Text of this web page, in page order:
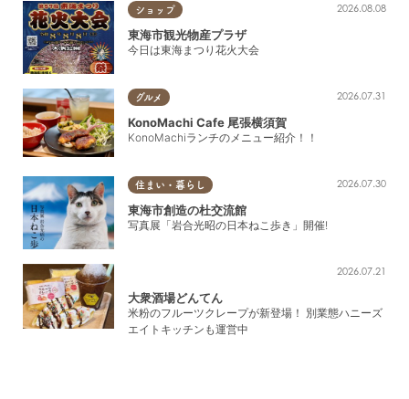
ショップ 2026.08.08
東海市観光物産プラザ
今日は東海まつり花火大会
グルメ 2026.07.31
KonoMachi Cafe 尾張横須賀
KonoMachiランチのメニュー紹介！！
住まい・暮らし 2026.07.30
東海市創造の杜交流館
写真展「岩合光昭の日本ねこ歩き」開催!
2026.07.21
大衆酒場どんてん
米粉のフルーツクレープが新登場！ 別業態ハニーズ
エイトキッチンも運営中